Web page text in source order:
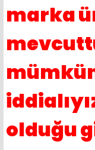
marka
olduğu